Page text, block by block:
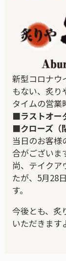
新型コロナウ
もない、炙り
タイムの営業
■ラストオー
■クローズ（
当日のお客様
合がございま
尚、テイクア
たが、5月28
す。
今後とも、炙
いただきます